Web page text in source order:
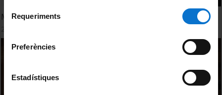
consultar laPolítica de galetes del lloc web de la
de Requeriments
Preferències
Estadístiques
Matefest-Infofest 2022